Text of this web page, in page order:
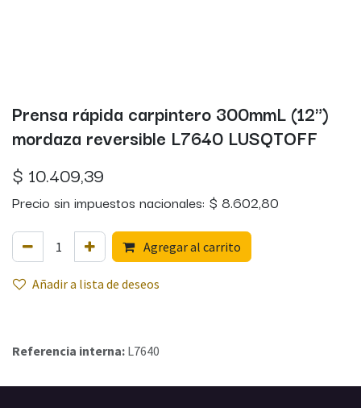
Prensa rápida carpintero 300mmL (12")
mordaza reversible L7640 LUSQTOFF
$ 10.409,39
Precio sin impuestos nacionales: $ 8.602,80
Agregar al carrito
Añadir a lista de deseos
Referencia interna: L7640